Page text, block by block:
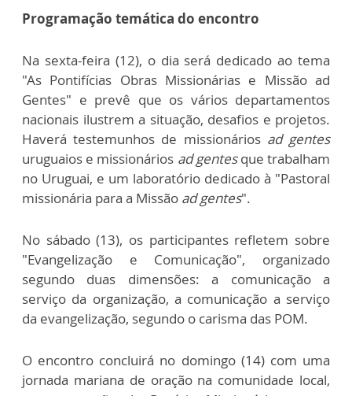
Programação temática do encontro
Na sexta-feira (12), o dia será dedicado ao tema
"As Pontifícias Obras Missionárias e Missão ad
Gentes" e prevê que os vários departamentos
nacionais ilustrem a situação, desafios e projetos.
Haverá testemunhos de missionários ad gentes
uruguaios e missionários ad gentesque trabalham
no Uruguai, e um laboratório dedicado à "Pastoral
missionária para a Missão ad gentes".
No sábado (13), os participantes refletem sobre
"Evangelização e Comunicação", organizado
segundo duas dimensões: a comunicação a
serviço da organização, a comunicação a serviço
da evangelização, segundo o carisma das POM.
O encontro concluirá no domingo (14) com uma
jornada mariana de oração na comunidade local,